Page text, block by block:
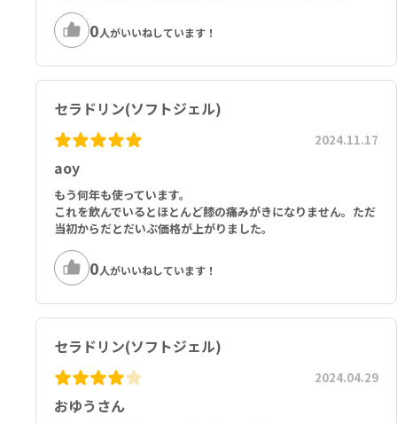
0人がいいねしています！
セラドリン(ソフトジェル)
aoy
2024.11.17
もう何年も使っています。
これを飲んでいるとほとんど膝の痛みがきになりません。ただ
当初からだとだいぶ価格が上がりました。
0人がいいねしています！
セラドリン(ソフトジェル)
おゆうさん
2024.04.29